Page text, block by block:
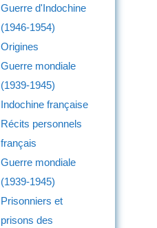
Guerre d'Indochine
(1946-1954)
Origines
Guerre mondiale
(1939-1945)
Indochine française
Récits personnels
français
Guerre mondiale
(1939-1945)
Prisonniers et
prisons des